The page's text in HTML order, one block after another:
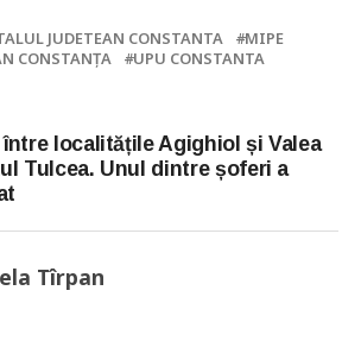
JUDETEAN CONSTANTA
MIPE
CONSTANŢA
UPU CONSTANTA
localitățile Agighiol și Valea
Tulcea. Unul dintre șoferi a
Tîrpan